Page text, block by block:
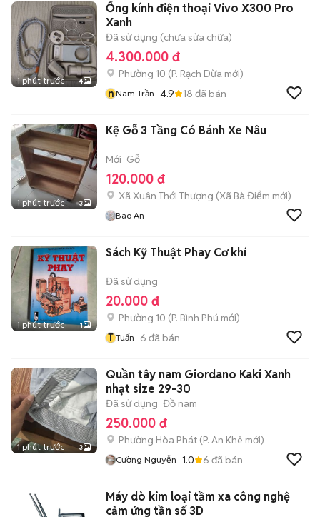
1 phút trước 4
Ống kính điện thoại Vivo X300 Pro
Xanh
Đã sử dụng (chưa sửa chữa)
4.300.000 đ
Phường 10 (P. Rạch Dừa mới)
nNam Trần 4.9 18 đã bán
1 phút trước 3
Kệ Gỗ 3 Tầng Có Bánh Xe Nâu
Mới Gỗ
120.000 đ
Xã Xuân Thới Thượng (Xã Bà Điểm mới)
Bao An
1 phút trước 1
Sách Kỹ Thuật Phay Cơ khí
Đã sử dụng
20.000 đ
Phường 10 (P. Bình Phú mới)
T Tuấn 6 đã bán
1 phút trước 3
Quần tây nam Giordano Kaki Xanh
nhạt size 29-30
Đã sử dụng Đồ nam
250.000 đ
Phường Hòa Phát (P. An Khê mới)
Cường Nguyễn 1.0 6 đã bán
Máy dò kim loại tầm xa công nghệ
cảm ứng tần số 3D